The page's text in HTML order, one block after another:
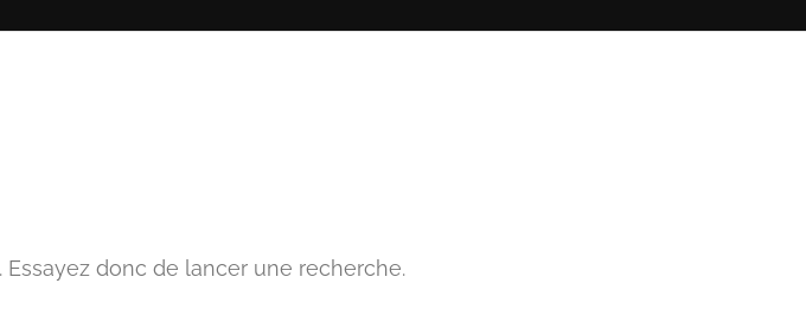
donc de lancer une recherche.